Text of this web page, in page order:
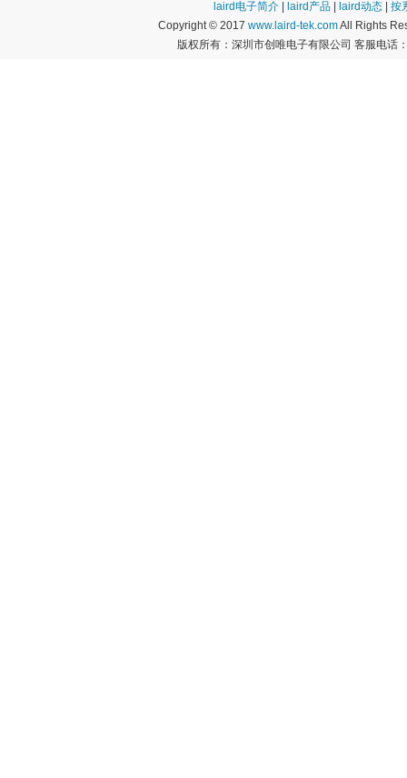
laird电子简介 laird产品 laird动态
按
Copyright © 2017 www.laird-tek.comAll Rights
版权所有：深圳市创唯电子有限公司 客服电话